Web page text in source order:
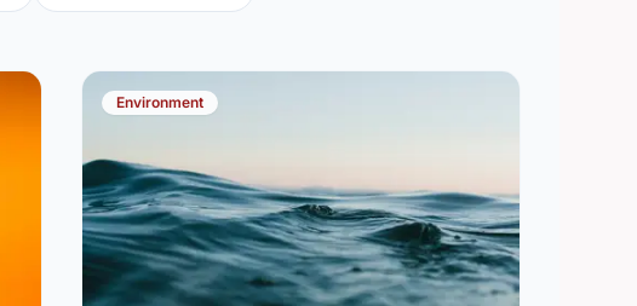
Environment